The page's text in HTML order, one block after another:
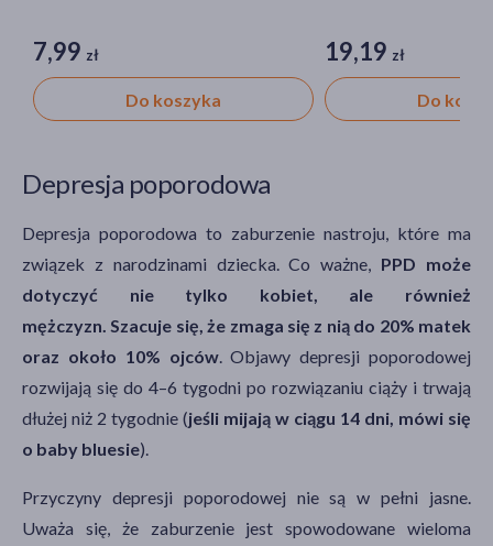
7,99 zł
Do koszyka
19,19 zł
Do
Depresja poporodowa
Depresja poporodowa to zaburzenie nastroju, które ma
związek z narodzinami dziecka. Co ważne, PPD może
dotyczyć nie tylko kobiet, ale również
mężczyzn. Szacuje się, że zmaga się z nią do 20% matek
oraz około 10% ojców. Objawy depresji poporodowej
rozwijają się do 4–6 tygodni po rozwiązaniu ciąży i trwają
dłużej niż 2 tygodnie (jeśli mijają w ciągu 14 dni, mówi się
o baby bluesie).
Przyczyny depresji poporodowej nie są w pełni jasne.
Uważa się, że zaburzenie jest spowodowane wieloma